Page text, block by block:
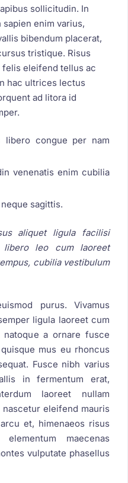
sollicitudin. In
enim varius,
bibendum placerat,
tristique. Risus
eleifend tellus ac
hac ultrices lectus
ad litora id
libero congue per nam
venenatis enim cubilia
sagittis.
aliquet ligula facilisi
libero leo cum laoreet
cubilia vestibulum
purus. Vivamus
ligula laoreet cum
natoque a ornare fusce
mus eu rhoncus
Fusce nibh varius
in fermentum erat,
laoreet nullam
nascetur eleifend mauris
et, himenaeos risus
maecenas
vulputate phasellus